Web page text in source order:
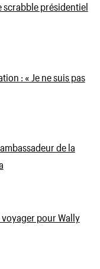
scrabble présidentiel
: « Je ne suis pas
de la
pour Wally